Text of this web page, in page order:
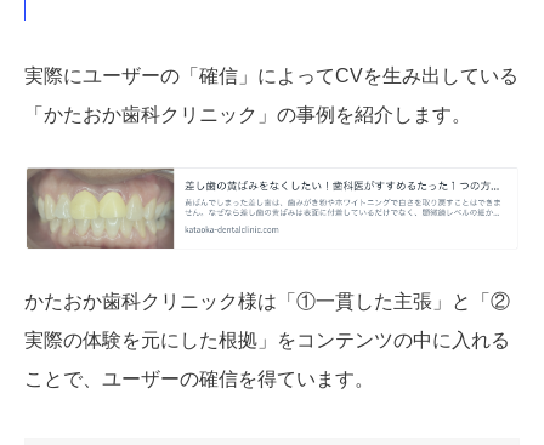
実際にユーザーの「確信」によってCVを生み出している
「かたおか歯科クリニック」の事例を紹介します。
かたおか歯科クリニック様は「①一貫した主張」と「②
実際の体験を元にした根拠」をコンテンツの中に入れる
ことで、ユーザーの確信を得ています。